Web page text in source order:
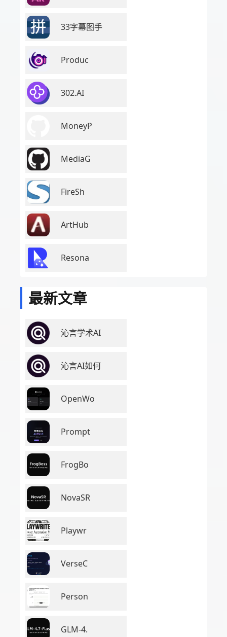
33字幕图手
Produc
302.AI
MoneyP
MediaG
FireSh
ArtHub
Resona
最新文章
沁言学术AI
沁言AI如何
OpenWo
Prompt
FrogBo
NovaSR
Playwr
VerseC
Person
GLM-4.